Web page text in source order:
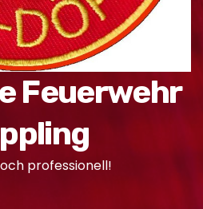
Feuerwehr
professionell!